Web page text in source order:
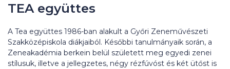
TEA együttes
A Tea együttes 1986-ban alakult a Győri Zeneművészeti
Szakközépiskola diákjaiból. Későbbi tanulmányaik során, a
Zeneakadémia berkein belül született meg egyedi zenei
stílusuk, illetve a jellegzetes, négy rézfúvóst és két ütőst is